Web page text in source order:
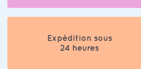
Expédition sous
24 heures